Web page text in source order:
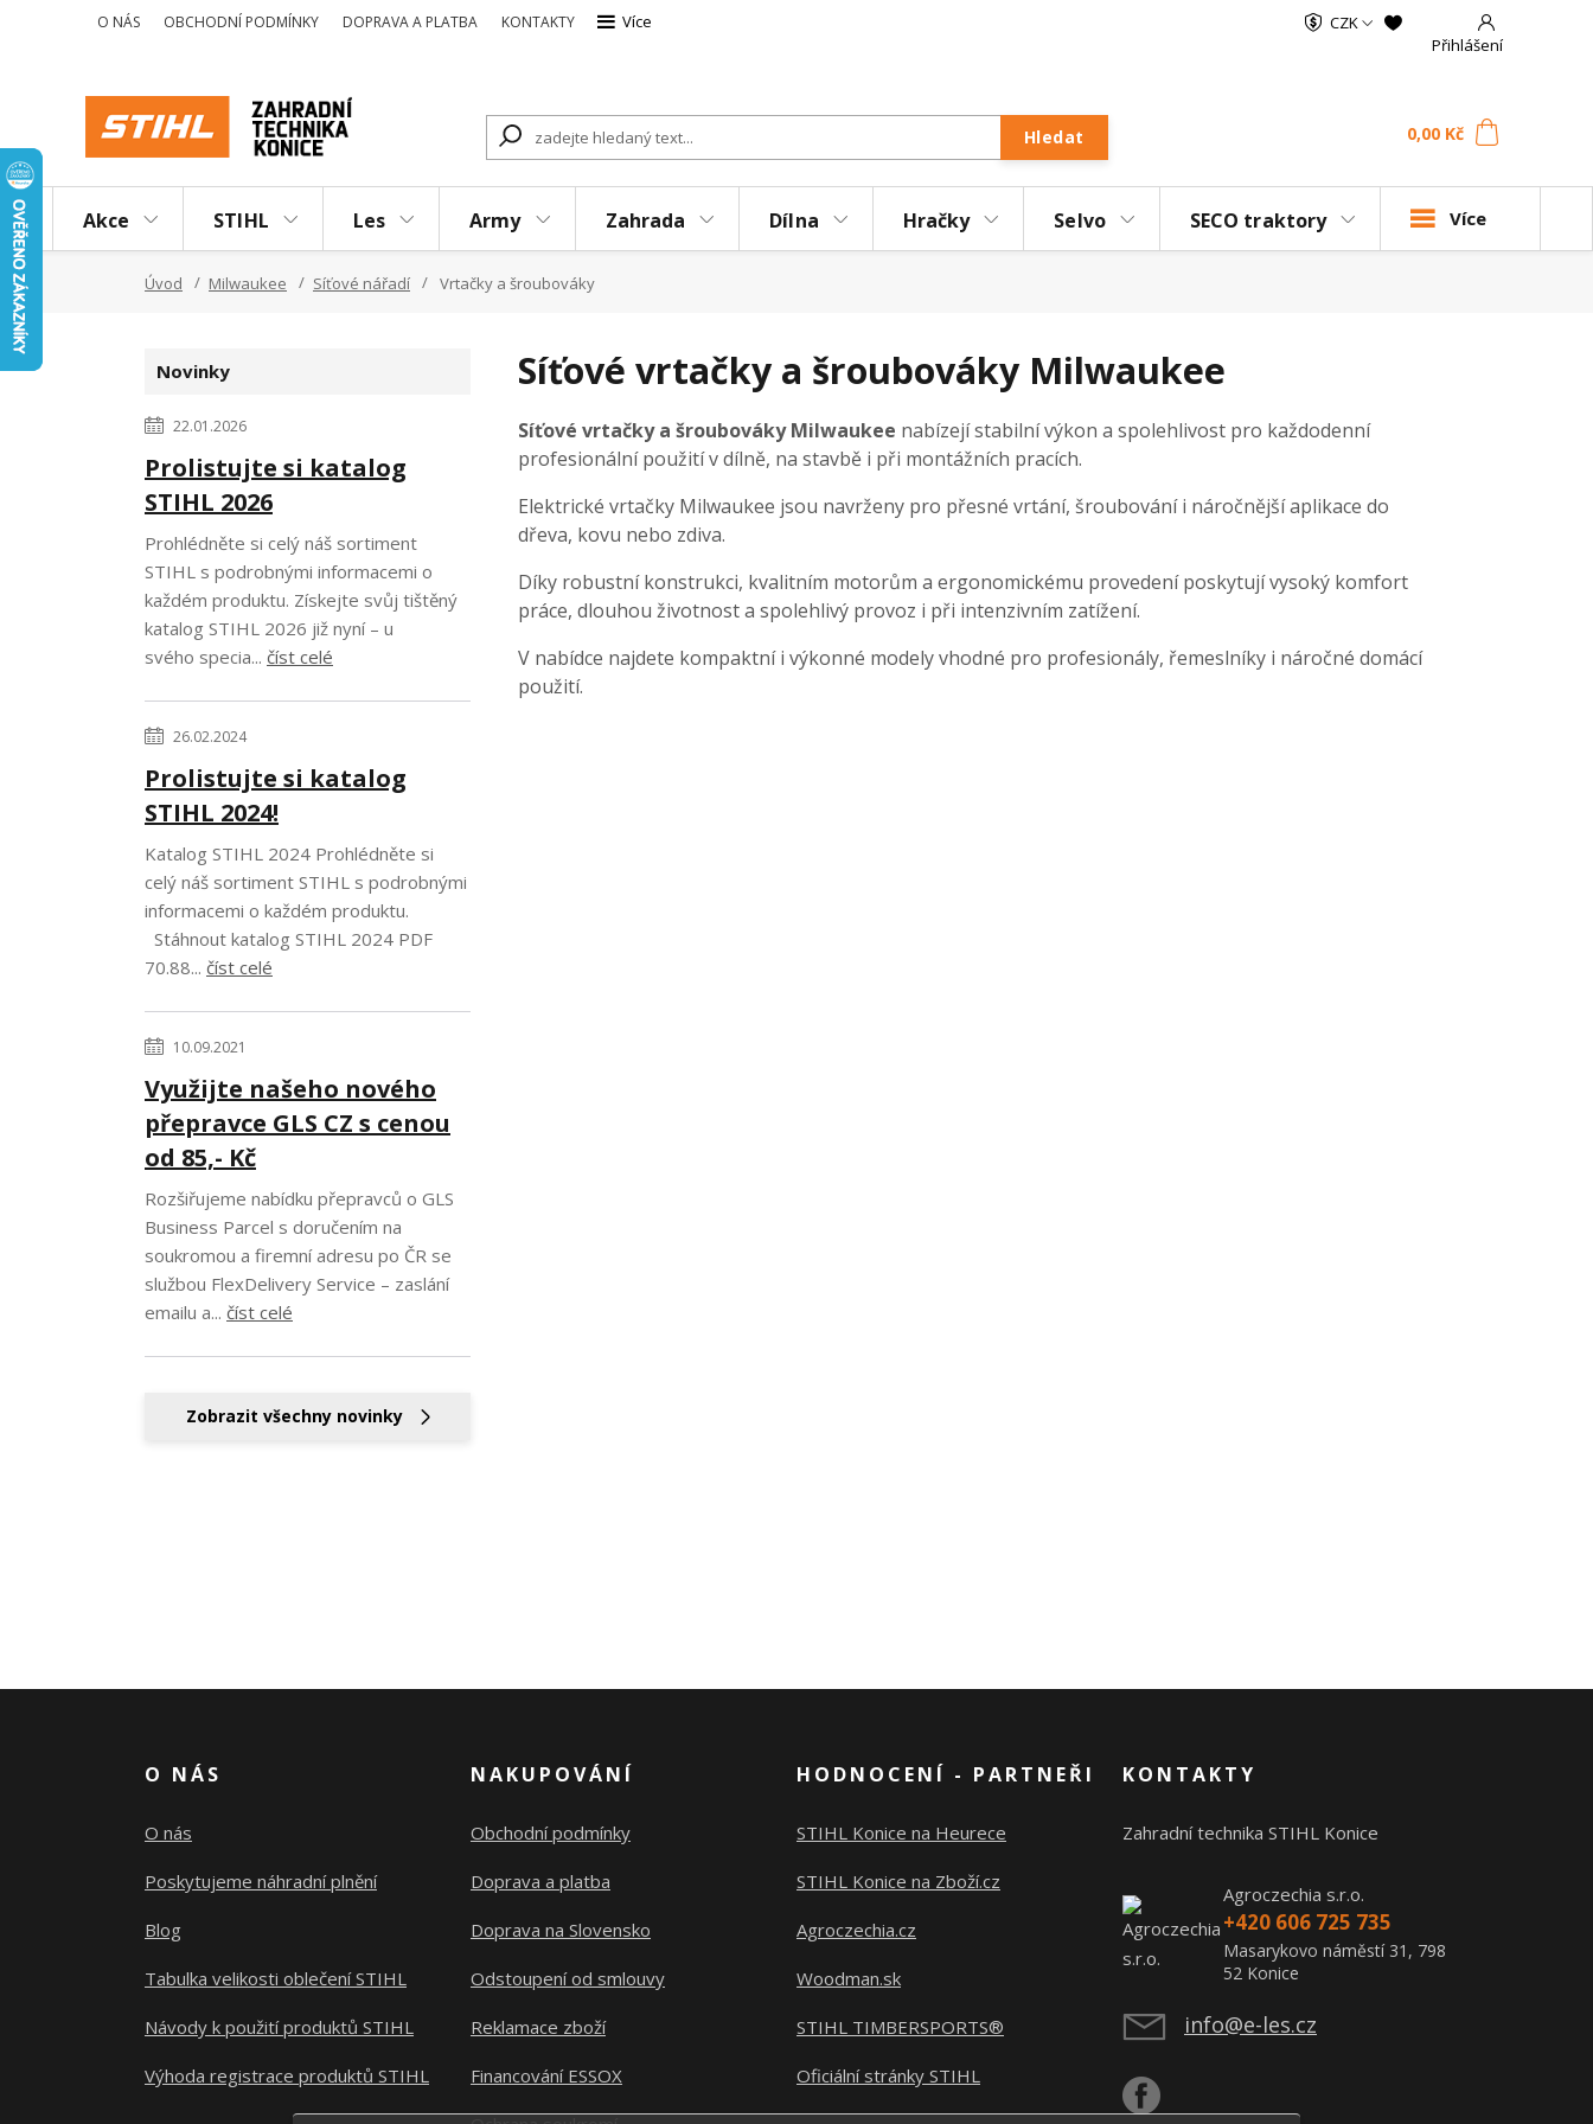
O NÁS OBCHODNÍ PODMÍNKY DOPRAVA A PLATBA KONTAKTY Více
CZK
Přihlášení
Hledat 0,00 Kč
Akce STIHL Les Army Zahrada Dílna Hračky Selvo SECO traktory Více
Úvod Milwaukee Síťové nářadí Vrtačky a šroubováky
Síťové vrtačky a šroubováky Milwaukee
Síťové vrtačky a šroubováky Milwaukee nabízejí stabilní výkon a spolehlivost pro každodenní
profesionální použití v dílně, na stavbě i při montážních pracích.
Elektrické vrtačky Milwaukee jsou navrženy pro přesné vrtání, šroubování i náročnější aplikace do
dřeva, kovu nebo zdiva.
Díky robustní konstrukci, kvalitním motorům a ergonomickému provedení poskytují vysoký komfort
práce, dlouhou životnost a spolehlivý provoz i při intenzivním zatížení.
V nabídce najdete kompaktní i výkonné modely vhodné pro profesionály, řemeslníky i náročné domácí
použití.
Novinky
22.01.2026
Prolistujte si katalog
STIHL 2026
Prohlédněte si celý náš sortiment
STIHL s podrobnými informacemi o
každém produktu. Získejte svůj tištěný
katalog STIHL 2026 již nyní – u
svého specia... číst celé
26.02.2024
Prolistujte si katalog
STIHL 2024!
Katalog STIHL 2024 Prohlédněte si
celý náš sortiment STIHL s podrobnými
informacemi o každém produktu.
Stáhnout katalog STIHL 2024 PDF
70.88... číst celé
10.09.2021
Využijte našeho nového
přepravce GLS CZ s cenou
od 85,- Kč
Rozšiřujeme nabídku přepravců o GLS
Business Parcel s doručením na
soukromou a firemní adresu po ČR se
službou FlexDelivery Service – zaslání
emailu a... číst celé
Zobrazit všechny novinky
O NÁS
O nás
Poskytujeme náhradní plnění
Blog
Tabulka velikosti oblečení STIHL
Návody k použití produktů STIHL
Výhoda registrace produktů STIHL
NAKUPOVÁNÍ
Obchodní podmínky
Doprava a platba
Doprava na Slovensko
Odstoupení od smlouvy
Reklamace zboží
Financování ESSOX
HODNOCENÍ - PARTNEŘI
STIHL Konice na Heurece
STIHL Konice na Zboží.cz
Agroczechia.cz
Woodman.sk
STIHL TIMBERSPORTS®
Oficiální stránky STIHL
KONTAKTY
Zahradní technika STIHL Konice
Agroczechia s.r.o.
+420 606 725 735
Masarykovo náměstí 31, 798
52 Konice
info@e-les.cz